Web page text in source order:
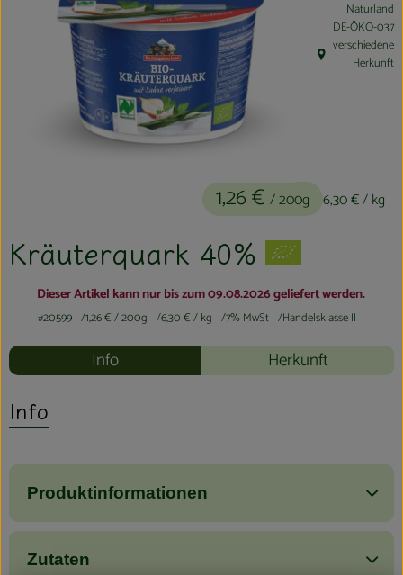
Kühltheke
Aktionen & Neues
Naturkost
So geht´s
Über uns
Veranstaltungen
Kräuterquark 40%
1,26 € / 200g 6,30 €/ kg
Naturland
, Kontrollstelle:
DE-ÖKO-037
, Herkunft:
verschiedene
Herkunft
Dieser Artikel kann nur bis zum 09.08.2026 geliefert werden.
#20599 1,26 €/ 200g 6,30 €/ kg 7% MwSt Handelsklasse II
Info Herkunft
Info
Produktinformationen
Zutaten